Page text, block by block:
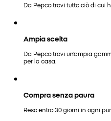
Da Pepco trovi tutto ciò di cui
Ampia scelta
Da Pepco trovi un'ampia
per la casa.
Compra senza paura
Reso entro 30 giorni in ogni